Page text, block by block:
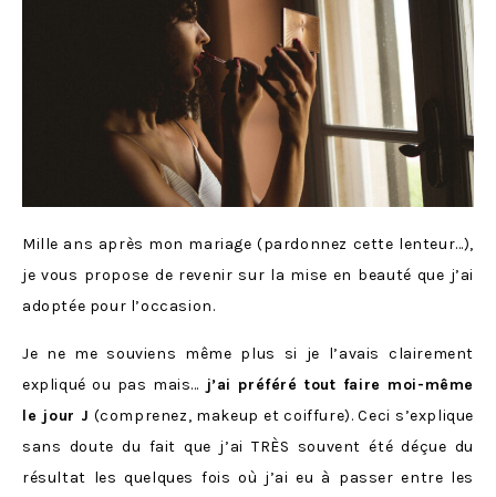
Mille ans après mon mariage (pardonnez cette lenteur…),
je vous propose de revenir sur la mise en beauté que j’ai
adoptée pour l’occasion.
Je ne me souviens même plus si je l’avais clairement
expliqué ou pas mais… j’ai préféré tout faire moi-même
le jour J (comprenez, makeup et coiffure). Ceci s’explique
sans doute du fait que j’ai TRÈS souvent été déçue du
résultat les quelques fois où j’ai eu à passer entre les